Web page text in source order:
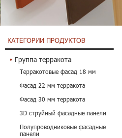
КАТЕГОРИИ ПРОДУКТОВ
Группа терракота
Терракотовые фасад 18 мм
Фасад 22 мм терракота
Фасад 30 мм терракота
3D струйный фасадные панели
Полупроводниковые фасадные
панели